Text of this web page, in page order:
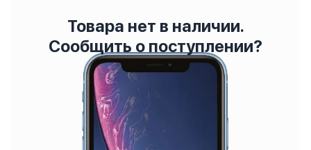
Товара нет в наличии.
Сообщить о поступлении?